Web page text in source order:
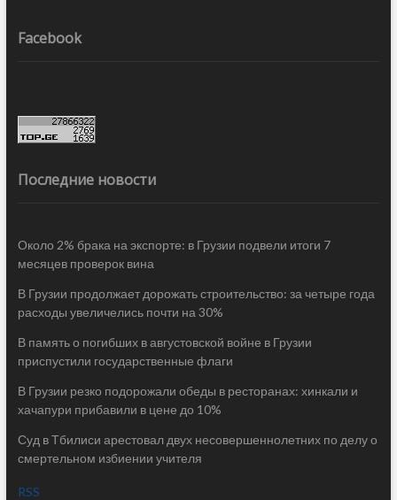
Facebook
Последние новости
Около 2% брака на экспорте: в Грузии подвели итоги 7
месяцев проверок вина
В Грузии продолжает дорожать строительство: за четыре года
расходы увеличелись почти на 30%
В память о погибших в августовской войне в Грузии
приспустили государственные флаги
В Грузии резко подорожали обеды в ресторанах: хинкали и
хачапури прибавили в цене до 10%
Суд в Тбилиси арестовал двух несовершеннолетних по делу о
смертельном избиении учителя
RSS